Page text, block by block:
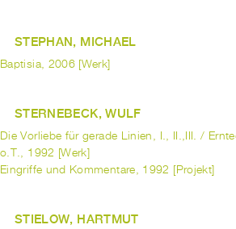
STEPHAN, MICHAEL
Baptisia, 2006 [Werk]
STERNEBECK, WULF
Die Vorliebe für gerade Linien, I., II.,III. /
o.T., 1992 [Werk]
Eingriffe und Kommentare, 1992 [Projekt]
STIELOW, HARTMUT